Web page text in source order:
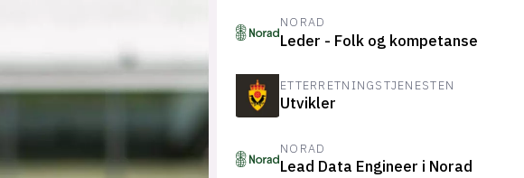
annonseguide
suksesshistorier
Bli firmapartner
NORAD
Leder - Folk og kompetanse
ETTERRETNINGSTJENESTEN
Utvikler
NORAD
Lead Data Engineer i Norad